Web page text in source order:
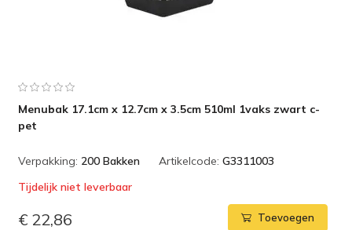
Menubak 17.1cm x 12.7cm x 3.5cm 510ml 1vaks zwart c-
pet
Verpakking: 200 Bakken Artikelcode: G3311003
Tijdelijk niet leverbaar
€ 22,86 Toevoegen